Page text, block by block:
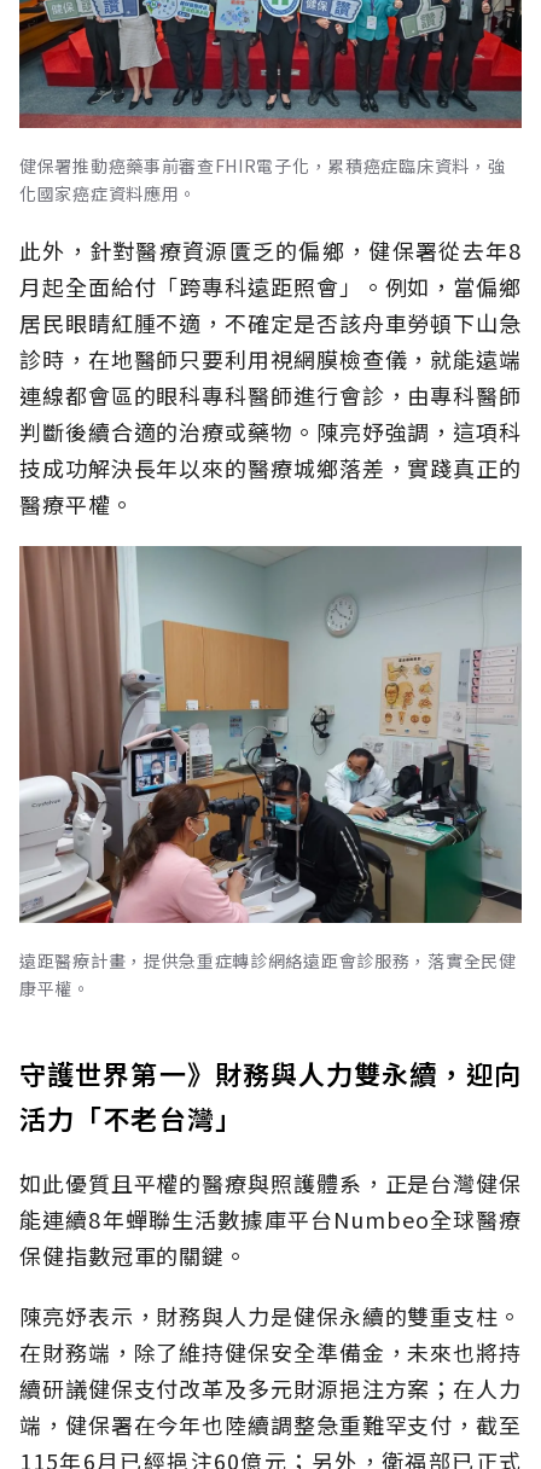
健保署推動癌藥事前審查FHIR電子化，累積癌症臨床資料，強
化國家癌症資料應用。
此外，針對醫療資源匱乏的偏鄉，健保署從去年8
月起全面給付「跨專科遠距照會」。例如，當偏鄉
居民眼睛紅腫不適，不確定是否該舟車勞頓下山急
診時，在地醫師只要利用視網膜檢查儀，就能遠端
連線都會區的眼科專科醫師進行會診，由專科醫師
判斷後續合適的治療或藥物。陳亮妤強調，這項科
技成功解決長年以來的醫療城鄉落差，實踐真正的
醫療平權。
遠距醫療計畫，提供急重症轉診網絡遠距會診服務，落實全民健
康平權。
守護世界第一》財務與人力雙永續，迎向
活力「不老台灣」
如此優質且平權的醫療與照護體系，正是台灣健保
能連續8年蟬聯生活數據庫平台Numbeo全球醫療
保健指數冠軍的關鍵。
陳亮妤表示，財務與人力是健保永續的雙重支柱。
在財務端，除了維持健保安全準備金，未來也將持
續研議健保支付改革及多元財源挹注方案；在人力
端，健保署在今年也陸續調整急重難罕支付，截至
115年6月已經挹注60億元；另外，衛福部已正式